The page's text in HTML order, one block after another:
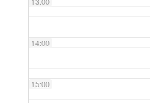
14:00
15:00